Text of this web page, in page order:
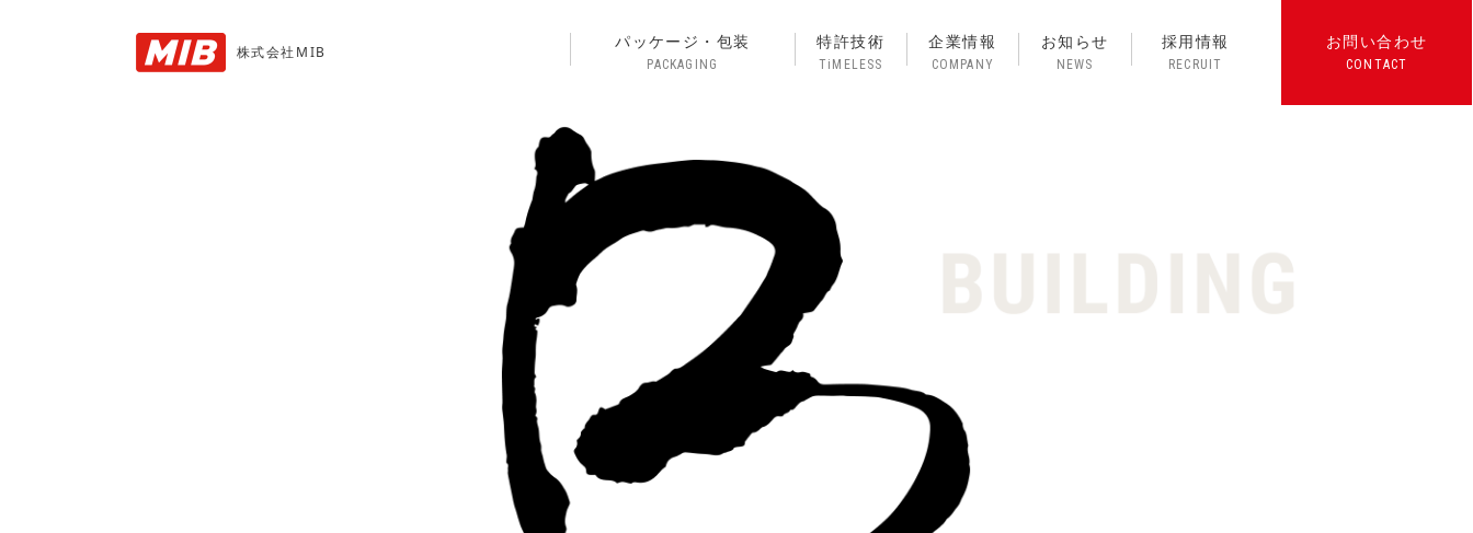
株式会社MIB
パッケージ・包装
PACKAGING
特許技術
TiMELESS
企業情報
COMPANY
お知らせ
NEWS
採用情報
RECRUIT
お問い合わせ
CONTACT